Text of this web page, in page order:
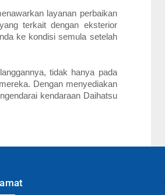
layanan perbaikan
terkait dengan eksterior
ke kondisi semula setelah
tidak hanya pada
Dengan menyediakan
kendaraan Daihatsu